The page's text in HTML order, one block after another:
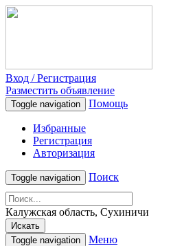
Вход / Регистрация
Разместить объявление
Toggle navigation Помощь
Избранные
Регистрация
Авторизация
Toggle navigation Поиск
Калужская область, Сухиничи
Искать
Toggle navigation
Меню